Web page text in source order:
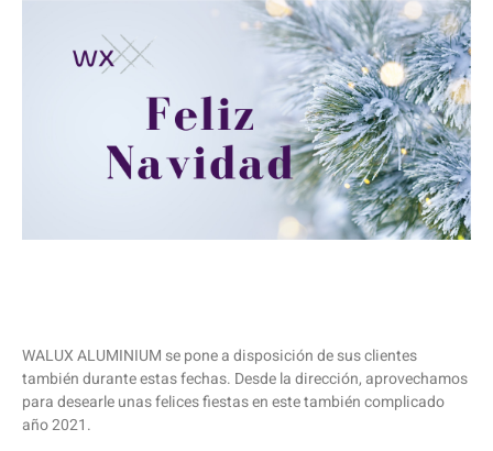
WALUX ALUMINIUM se pone a disposición de sus clientes
también durante estas fechas. Desde la dirección, aprovechamos
para desearle unas felices fiestas en este también complicado
año 2021.